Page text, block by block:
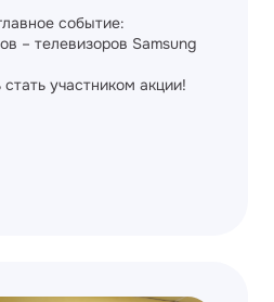
событие:
– телевизоров Samsung
участником акции!